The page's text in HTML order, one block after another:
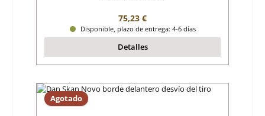
Precio normal:
75,23 €
Disponible, plazo de entrega: 4-6 días
Detalles
Agotado